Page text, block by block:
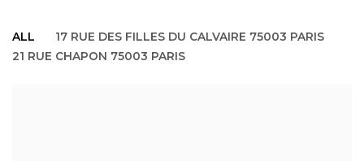
ALL
17 RUE DES FILLES DU CALVAIRE 75003 PARIS
21 RUE CHAPON 75003 PARIS